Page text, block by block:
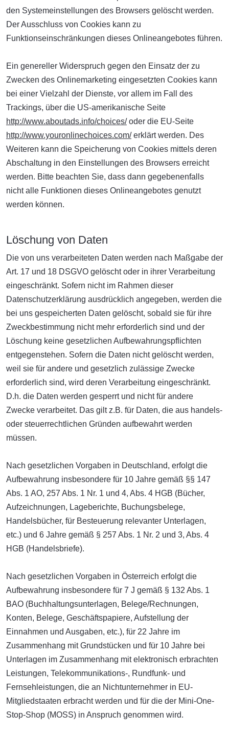
den Systemeinstellungen des Browsers gelöscht werden.
Der Ausschluss von Cookies kann zu
Funktionseinschränkungen dieses Onlineangebotes führen.
Ein genereller Widerspruch gegen den Einsatz der zu
Zwecken des Onlinemarketing eingesetzten Cookies kann
bei einer Vielzahl der Dienste, vor allem im Fall des
Trackings, über die US-amerikanische Seite
http://www.aboutads.info/choices/oder die EU-Seite
http://www.youronlinechoices.com/erklärt werden. Des
Weiteren kann die Speicherung von Cookies mittels deren
Abschaltung in den Einstellungen des Browsers erreicht
werden. Bitte beachten Sie, dass dann gegebenenfalls
nicht alle Funktionen dieses Onlineangebotes genutzt
werden können.
Löschung von Daten
Die von uns verarbeiteten Daten werden nach Maßgabe der
Art. 17 und 18 DSGVO gelöscht oder in ihrer Verarbeitung
eingeschränkt. Sofern nicht im Rahmen dieser
Datenschutzerklärung ausdrücklich angegeben, werden die
bei uns gespeicherten Daten gelöscht, sobald sie für ihre
Zweckbestimmung nicht mehr erforderlich sind und der
Löschung keine gesetzlichen Aufbewahrungspflichten
entgegenstehen. Sofern die Daten nicht gelöscht werden,
weil sie für andere und gesetzlich zulässige Zwecke
erforderlich sind, wird deren Verarbeitung eingeschränkt.
D.h. die Daten werden gesperrt und nicht für andere
Zwecke verarbeitet. Das gilt z.B. für Daten, die aus handels-
oder steuerrechtlichen Gründen aufbewahrt werden
müssen.
Nach gesetzlichen Vorgaben in Deutschland, erfolgt die
Aufbewahrung insbesondere für 10 Jahre gemäß §§ 147
Abs. 1 AO, 257 Abs. 1 Nr. 1 und 4, Abs. 4 HGB (Bücher,
Aufzeichnungen, Lageberichte, Buchungsbelege,
Handelsbücher, für Besteuerung relevanter Unterlagen,
etc.) und 6 Jahre gemäß § 257 Abs. 1 Nr. 2 und 3, Abs. 4
HGB (Handelsbriefe).
Nach gesetzlichen Vorgaben in Österreich erfolgt die
Aufbewahrung insbesondere für 7 J gemäß § 132 Abs. 1
BAO (Buchhaltungsunterlagen, Belege/Rechnungen,
Konten, Belege, Geschäftspapiere, Aufstellung der
Einnahmen und Ausgaben, etc.), für 22 Jahre im
Zusammenhang mit Grundstücken und für 10 Jahre bei
Unterlagen im Zusammenhang mit elektronisch erbrachten
Leistungen, Telekommunikations-, Rundfunk- und
Fernsehleistungen, die an Nichtunternehmer in EU-
Mitgliedstaaten erbracht werden und für die der Mini-One-
Stop-Shop (MOSS) in Anspruch genommen wird.